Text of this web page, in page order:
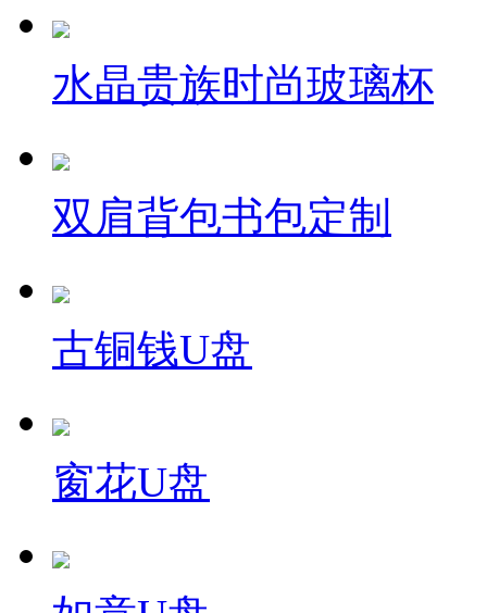
水晶贵族时尚玻璃杯
双肩背包书包定制
古铜钱U盘
窗花U盘